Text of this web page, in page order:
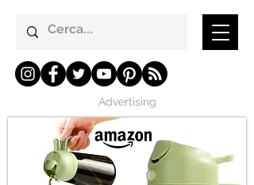
Advertising